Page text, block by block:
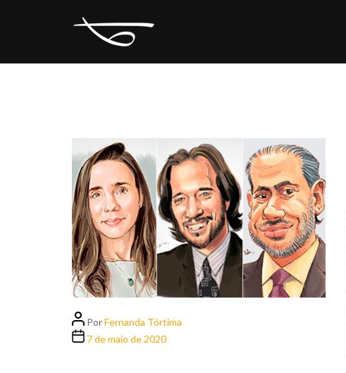
PorFernanda Tórtima
7 de maio de 2020